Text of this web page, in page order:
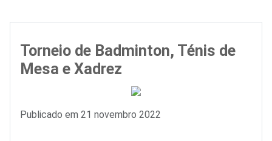
Torneio de Badminton, Ténis de
Mesa e Xadrez
Detalhes
Publicado em 21 novembro 2022